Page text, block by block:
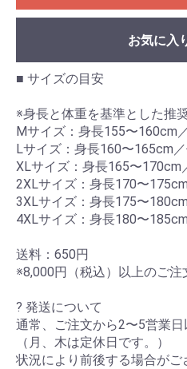
お気に入
■ サイズの目安
※身長と体重を基準とした推
Mサイズ：身長155〜160cm
Lサイズ：身長160〜165cm
XLサイズ：身長165〜170cm
2XLサイズ：身長170〜
3XLサイズ：身長175〜
4XLサイズ：身長180〜
送料：650円
※8,000円（税込）以上のご注
? 発送について
通常、ご注文から2〜5営業日
（月、木は定休日です。）
状況により前後する場合がご